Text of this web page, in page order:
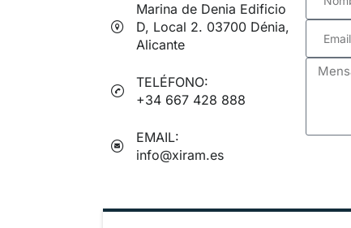
Marina de Denia Edificio
D, Local 2. 03700 Dénia,
Alicante
TELÉFONO:
+34 667 428 888
EMAIL:
info@xiram.es